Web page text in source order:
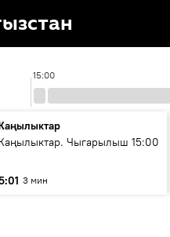
15:00
Чыгарылыш 15:00
3 мин